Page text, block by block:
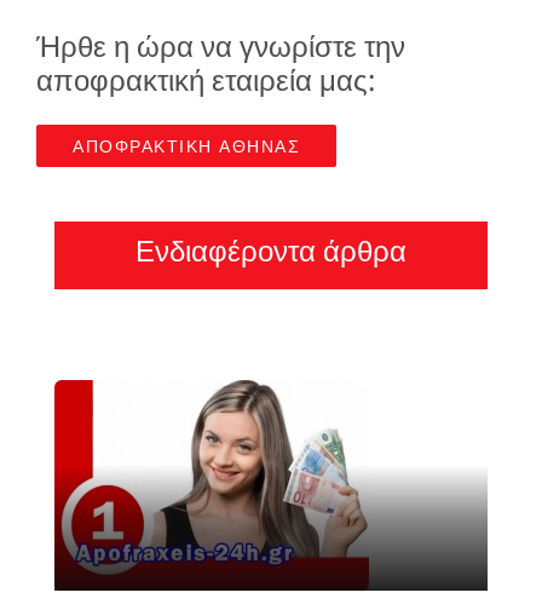
Ήρθε η ώρα να γνωρίστε την
αποφρακτική εταιρεία μας:
ΑΠΟΦΡΑΚΤΙΚΗ ΑΘΗΝΑΣ
Ενδιαφέροντα άρθρα